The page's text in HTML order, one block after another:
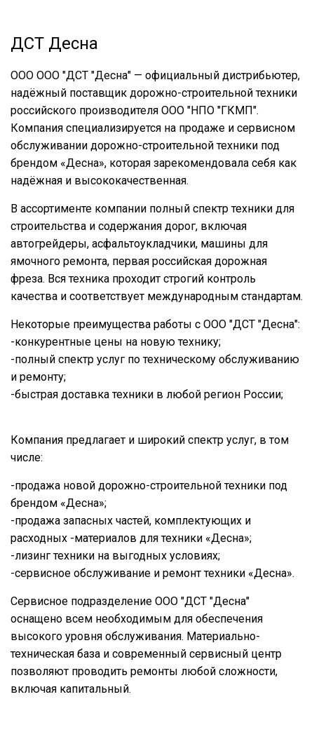
ДСТ Десна
ООО ООО "ДСТ "Десна" — официальный дистрибьютер,
надёжный поставщик дорожно-строительной техники
российского производителя ООО "НПО "ГКМП".
Компания специализируется на продаже и сервисном
обслуживании дорожно-строительной техники под
брендом «Десна», которая зарекомендовала себя как
надёжная и высококачественная.
В ассортименте компании полный спектр техники для
строительства и содержания дорог, включая
автогрейдеры, асфальтоукладчики, машины для
ямочного ремонта, первая российская дорожная
фреза. Вся техника проходит строгий контроль
качества и соответствует международным стандартам.
Некоторые преимущества работы с ООО "ДСТ "Десна":
-конкурентные цены на новую технику;
-полный спектр услуг по техническому обслуживанию
и ремонту;
-быстрая доставка техники в любой регион России;
Компания предлагает и широкий спектр услуг, в том
числе:
-продажа новой дорожно-строительной техники под
брендом «Десна»;
-продажа запасных частей, комплектующих и
расходных -материалов для техники «Десна»;
-лизинг техники на выгодных условиях;
-сервисное обслуживание и ремонт техники «Десна».
Сервисное подразделение ООО "ДСТ "Десна"
оснащено всем необходимым для обеспечения
высокого уровня обслуживания. Материально-
техническая база и современный сервисный центр
позволяют проводить ремонты любой сложности,
включая капитальный.